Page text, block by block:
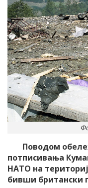
Поводом
потписивања
НАТО на
бивши британски